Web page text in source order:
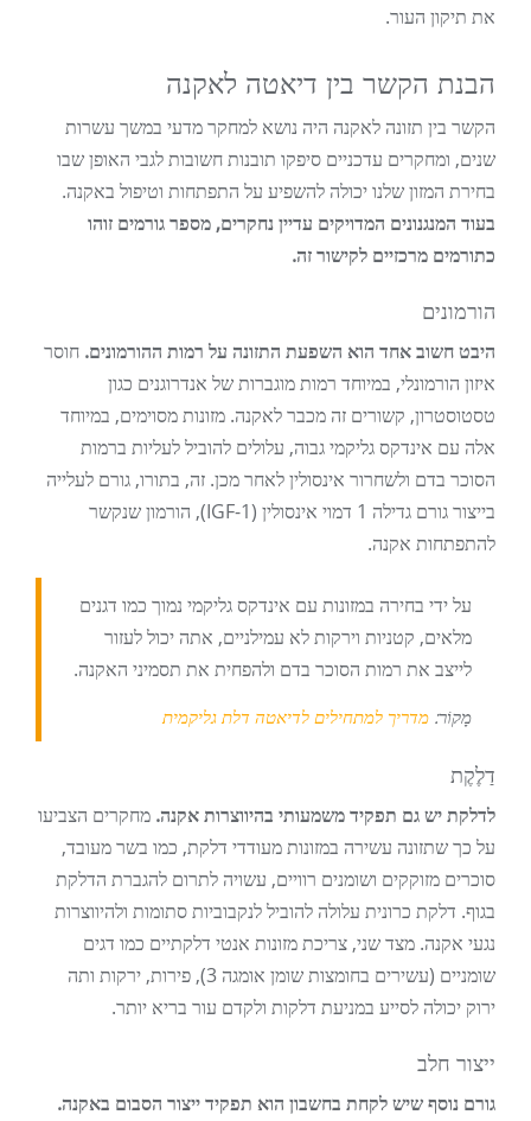
את תיקון העור.
הבנת הקשר בין דיאטה לאקנה
הקשר בין תזונה לאקנה היה נושא למחקר מדעי במשך עשרות
שנים, ומחקרים עדכניים סיפקו תובנות חשובות לגבי האופן שבו
בחירת המזון שלנו יכולה להשפיע על התפתחות וטיפול באקנה.
בעוד המנגנונים המדויקים עדיין נחקרים, מספר גורמים זוהו
כתורמים מרכזיים לקישור זה.
הורמונים
היבט חשוב אחד הוא השפעת התזונה על רמות ההורמונים. חוסר
איזון הורמונלי, במיוחד רמות מוגברות של אנדרוגנים כגון
טסטוסטרון, קשורים זה מכבר לאקנה. מזונות מסוימים, במיוחד
אלה עם אינדקס גליקמי גבוה, עלולים להוביל לעליות ברמות
הסוכר בדם ולשחרור אינסולין לאחר מכן. זה, בתורו, גורם לעלייה
בייצור גורם גדילה 1 דמוי אינסולין (IGF-1), הורמון שנקשר
להתפתחות אקנה.
על ידי בחירה במזונות עם אינדקס גליקמי נמוך כמו דגנים
מלאים, קטניות וירקות לא עמילניים, אתה יכול לעזור
לייצב את רמות הסוכר בדם ולהפחית את תסמיני האקנה.
מָקוֹר: מדריך למתחילים לדיאטה דלת גליקמית
דַלֶקֶת
לדלקת יש גם תפקיד משמעותי בהיווצרות אקנה. מחקרים הצביעו
על כך שתזונה עשירה במזונות מעודדי דלקת, כמו בשר מעובד,
סוכרים מזוקקים ושומנים רוויים, עשויה לתרום להגברת הדלקת
בגוף. דלקת כרונית עלולה להוביל לנקבוביות סתומות ולהיווצרות
נגעי אקנה. מצד שני, צריכת מזונות אנטי דלקתיים כמו דגים
שומניים (עשירים בחומצות שומן אומגה 3), פירות, ירקות ותה
ירוק יכולה לסייע במניעת דלקות ולקדם עור בריא יותר.
ייצור חלב
גורם נוסף שיש לקחת בחשבון הוא תפקיד ייצור הסבום באקנה.